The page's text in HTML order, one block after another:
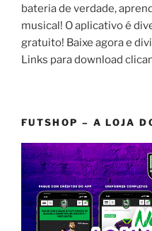
bateria de verdade,
musical! O aplicativo é
gratuito! Baixe agora e
Links para download
FUTSHOP – A LOJA